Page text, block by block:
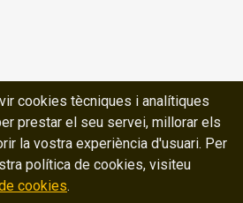
cookies tècniques i analítiques
prestar el seu servei, millorar els
la vostra experiència d'usuari. Per
política de cookies, visiteu
cookies.